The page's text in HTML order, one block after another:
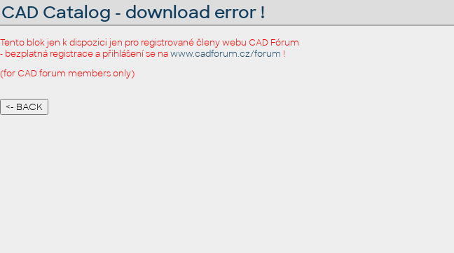
CAD Catalog - download error !
Tento blok jen k dispozici jen pro registrované členy webu CAD Fórum
- bezplatná registrace a přihlášení se nawww.cadforum.cz/forum !
(for CAD forum members only)